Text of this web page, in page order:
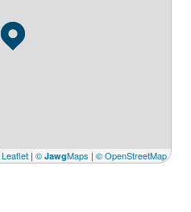
Leaflet | © JawgMaps | © OpenStreetMap